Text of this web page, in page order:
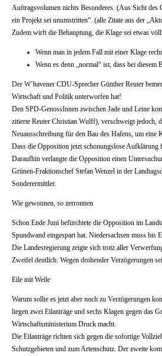
Auftragsvolumen nichts Besonderes. (Aus Sicht
ein Projekt sei unumstritten“. (alle Zitate aus der
Zudem wirft die Behauptung, die Klage sei etwas
Wenn man in jedem Fall mit einer Klage
Wenn es denn „normal“ ist, dass bei
Der W’havener CDU-Sprecher Günther Reuter
Wirtschaft und Politik unterworfen hat!
Den SPD-GenossInnen zwischen Jade und Leine
zitierte Reuter Christian Wulff), verschweigt jedoch,
Neuausschreibung für den Bau des Hafens, um eine
Dass die Opposition jetzt schonungslose
Daraufhin verlangte die Opposition einen
Grünen-Fraktionschef Stefan Wenzel in der
Sonderermittler.
Wie gewonnen, so zerronnen
Schon Ende Juni befürchtete die Opposition im
Spundwand eingespart hat. Niedersachsen muss
Die Landesregierung zeigte sich trotz aller
Zweifel deutlich: Wegen drohender Verzögerungen
Eile mit Weile
Warum sollte es jetzt aber noch zu Verzögerungen
liegen zwei Eilanträge und sechs Klagen gegen das
Wirtschaftsministerium Druck macht.
Die Eilanträge richten sich gegen die sofortige
Schutzgebieten und zum Artenschutz. Der zweite